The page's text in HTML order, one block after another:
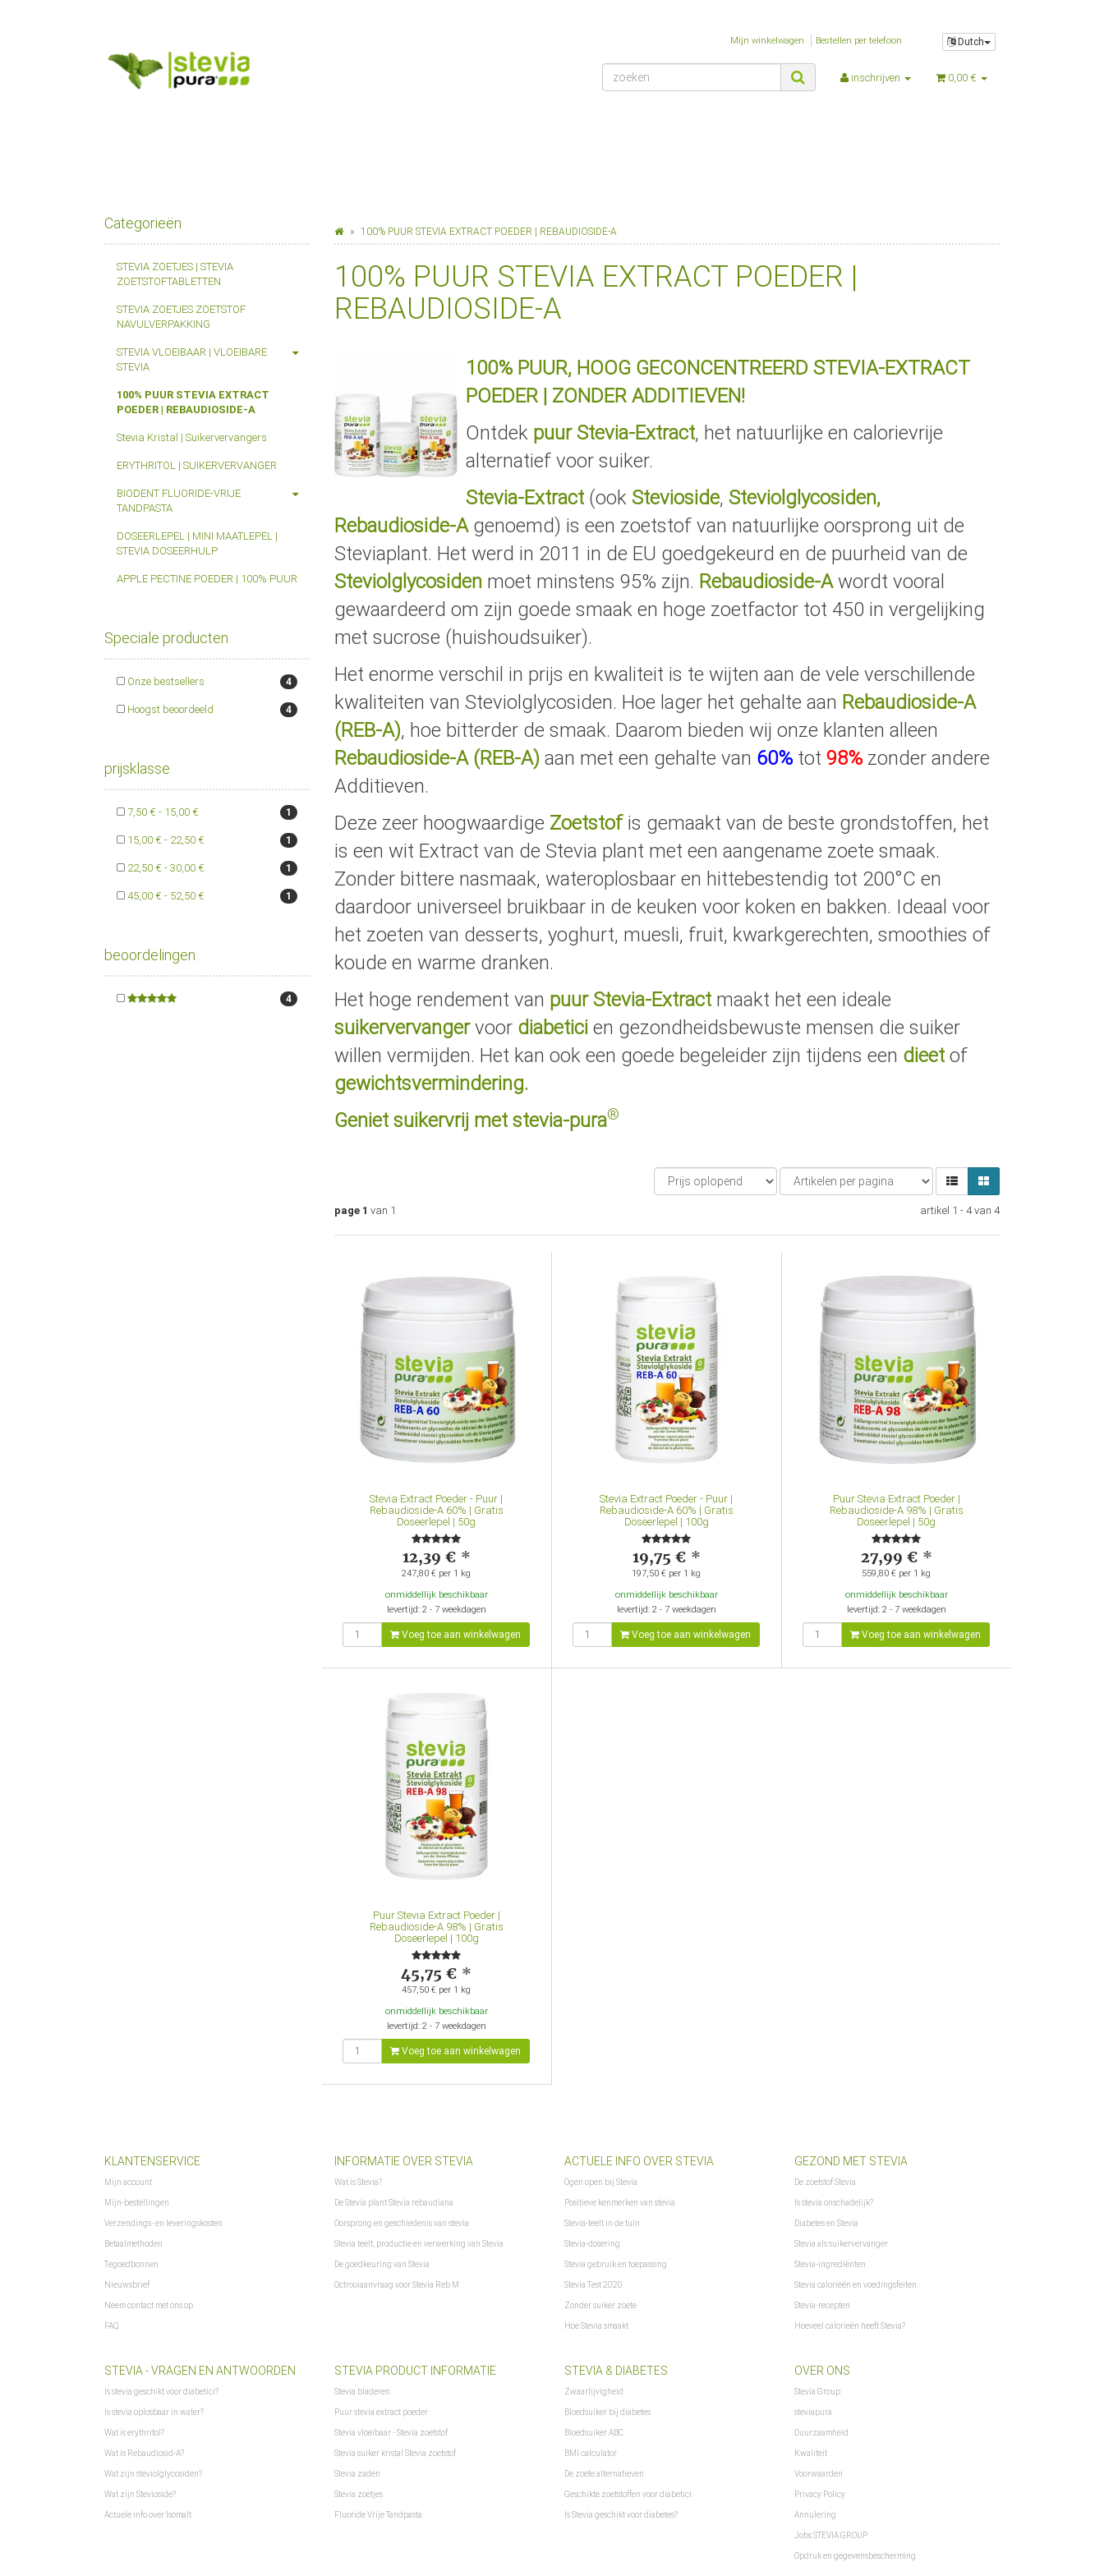
Dutch
Mijn winkelwagen Bestellen per telefoon
inschrijven 0,00 €
100% PUUR STEVIA EXTRACT POEDER | REBAUDIOSIDE-A
100% PUUR STEVIA EXTRACT POEDER |
REBAUDIOSIDE-A
100% PUUR, HOOG GECONCENTREERD STEVIA-EXTRACT
POEDER | ZONDER ADDITIEVEN!
Ontdek puur Stevia-Extract, het natuurlijke en calorievrije
alternatief voor suiker.
Stevia-Extract (ook Stevioside, Steviolglycosiden,
Rebaudioside-A genoemd) is een zoetstof van natuurlijke oorsprong uit de
Steviaplant. Het werd in 2011 in de EU goedgekeurd en de puurheid van de
Steviolglycosiden moet minstens 95% zijn. Rebaudioside-A wordt vooral
gewaardeerd om zijn goede smaak en hoge zoetfactor tot 450 in vergelijking
met sucrose (huishoudsuiker).
Het enorme verschil in prijs en kwaliteit is te wijten aan de vele verschillende
kwaliteiten van Steviolglycosiden. Hoe lager het gehalte aan Rebaudioside-A
(REB-A), hoe bitterder de smaak. Daarom bieden wij onze klanten alleen
Rebaudioside-A (REB-A) aan met een gehalte van 60% tot 98% zonder andere
Additieven.
Deze zeer hoogwaardige Zoetstofis gemaakt van de beste grondstoffen, het
is een wit Extract van de Stevia plant met een aangename zoete smaak.
Zonder bittere nasmaak, wateroplosbaar en hittebestendig tot 200°C en
daardoor universeel bruikbaar in de keuken voor koken en bakken. Ideaal voor
het zoeten van desserts, yoghurt, muesli, fruit, kwarkgerechten, smoothies of
koude en warme dranken.
Het hoge rendement van puur Stevia-Extract maakt het een ideale
suikervervangervoor diabetici en gezondheidsbewuste mensen die suiker
willen vermijden. Het kan ook een goede begeleider zijn tijdens een dieet of
gewichtsvermindering.
Geniet suikervrij met stevia-pura®
page 1 van 1 artikel 1 - 4 van 4
Stevia Extract Poeder - Puur |
Rebaudioside-A 60% | Gratis
Doseerlepel | 50g
12,39 € *
247,80 € per 1 kg
onmiddellijk beschikbaar
levertijd: 2 - 7 weekdagen
Voeg toe aan winkelwagen
Stevia Extract Poeder - Puur |
Rebaudioside-A 60% | Gratis
Doseerlepel | 100g
19,75 € *
197,50 € per 1 kg
onmiddellijk beschikbaar
levertijd: 2 - 7 weekdagen
Voeg toe aan winkelwagen
Puur Stevia Extract Poeder |
Rebaudioside-A 98% | Gratis
Doseerlepel | 50g
27,99 € *
559,80 € per 1 kg
onmiddellijk beschikbaar
levertijd: 2 - 7 weekdagen
Voeg toe aan winkelwagen
Puur Stevia Extract Poeder |
Rebaudioside-A 98% | Gratis
Doseerlepel | 100g
45,75 € *
457,50 € per 1 kg
onmiddellijk beschikbaar
levertijd: 2 - 7 weekdagen
Voeg toe aan winkelwagen
Categorieën
STEVIA ZOETJES | STEVIA
ZOETSTOFTABLETTEN
STEVIA ZOETJES ZOETSTOF
NAVULVERPAKKING
STEVIA VLOEIBAAR | VLOEIBARE
STEVIA
100% PUUR STEVIA EXTRACT
POEDER | REBAUDIOSIDE-A
Stevia Kristal | Suikervervangers
ERYTHRITOL | SUIKERVERVANGER
BIODENT FLUORIDE-VRIJE
TANDPASTA
DOSEERLEPEL | MINI MAATLEPEL |
STEVIA DOSEERHULP
APPLE PECTINE POEDER | 100% PUUR
Speciale producten
4
Onze bestsellers
4
Hoogst beoordeeld
prijsklasse
1
7,50 € - 15,00 €
1
15,00 € - 22,50 €
1
22,50 € - 30,00 €
1
45,00 € - 52,50 €
beoordelingen
4
KLANTENSERVICE
Mijn account
Mijn-bestellingen
Verzendings- en leveringskosten
Betaalmethoden
Tegoedbonnen
Nieuwsbrief
Neem contact met ons op
FAQ
INFORMATIE OVER STEVIA
Wat is Stevia?
De Stevia plant Stevia rebaudiana
Oorsprong en geschiedenis van stevia
Stevia teelt, productie en verwerking van Stevia
De goedkeuring van Stevia
Octrooiaanvraag voor Stevia Reb M
ACTUELE INFO OVER STEVIA
Ogen open bij Stevia
Positieve kenmerken van stevia
Stevia-teelt in de tuin
Stevia-dosering
Stevia gebruik en toepassing
Stevia Test 2020
Zonder suiker zoete
Hoe Stevia smaakt
GEZOND MET STEVIA
De zoetstof Stevia
Is stevia onschadelijk?
Diabetes en Stevia
Stevia als suikervervanger
Stevia-ingrediënten
Stevia calorieën en voedingsfeiten
Stevia-recepten
Hoeveel calorieën heeft Stevia?
STEVIA - VRAGEN EN ANTWOORDEN
Is stevia geschikt voor diabetici?
Is stevia oplosbaar in water?
Wat is erythritol?
Wat is Rebaudiosid-A?
Wat zijn steviolglycosiden?
Wat zijn Stevioside?
Actuele info over Isomalt
STEVIA PRODUCT INFORMATIE
Stevia bladeren
Puur stevia extract poeder
Stevia vloeibaar - Stevia zoetstof
Stevia suiker kristal Stevia zoetstof
Stevia zaden
Stevia zoetjes
Fluoride Vrije Tandpasta
STEVIA & DIABETES
Zwaarlijvigheid
Bloedsuiker bij diabetes
Bloedsuiker ABC
BMI calculator
De zoete alternatieven
Geschikte zoetstoffen voor diabetici
Is Stevia geschikt voor diabetes?
OVER ONS
Stevia Group
steviapura
Duurzaamheid
Kwaliteit
Voorwaarden
Privacy Policy
Annulering
Jobs STEVIA GROUP
Opdruk en gegevensbescherming